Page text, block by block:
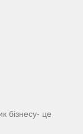
бізнесу- це